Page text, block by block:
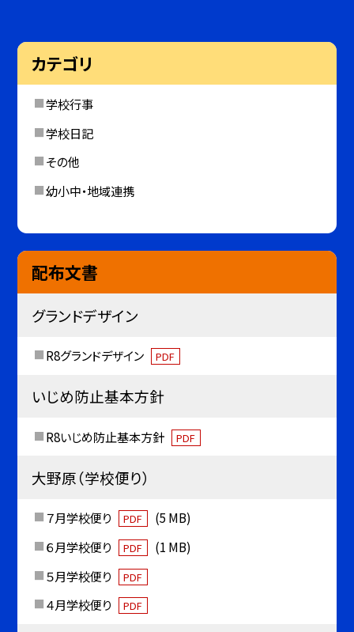
カテゴリ
学校行事
学校日記
その他
幼小中・地域連携
配布文書
グランドデザイン
R8グランドデザイン PDF
いじめ防止基本方針
R8いじめ防止基本方針 PDF
大野原（学校便り）
７月学校便り PDF
(5 MB)
６月学校便り
PDF
(1 MB)
５月学校便り
PDF
４月学校便り PDF